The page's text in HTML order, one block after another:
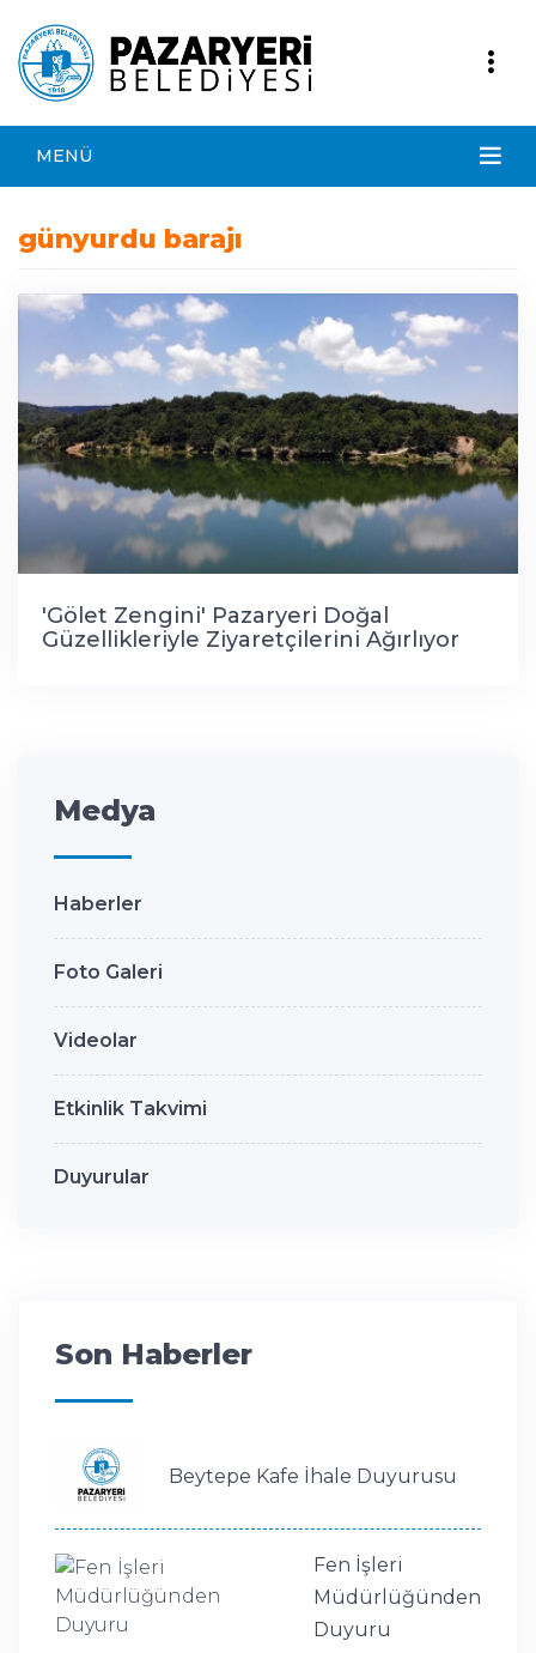
MENÜ
günyurdu barajı
'Gölet Zengini' Pazaryeri Doğal
Güzellikleriyle Ziyaretçilerini Ağırlıyor
Medya
Haberler
Foto Galeri
Videolar
Etkinlik Takvimi
Duyurular
Son Haberler
Beytepe Kafe İhale Duyurusu
Fen İşleri
Müdürlüğünden
Duyuru